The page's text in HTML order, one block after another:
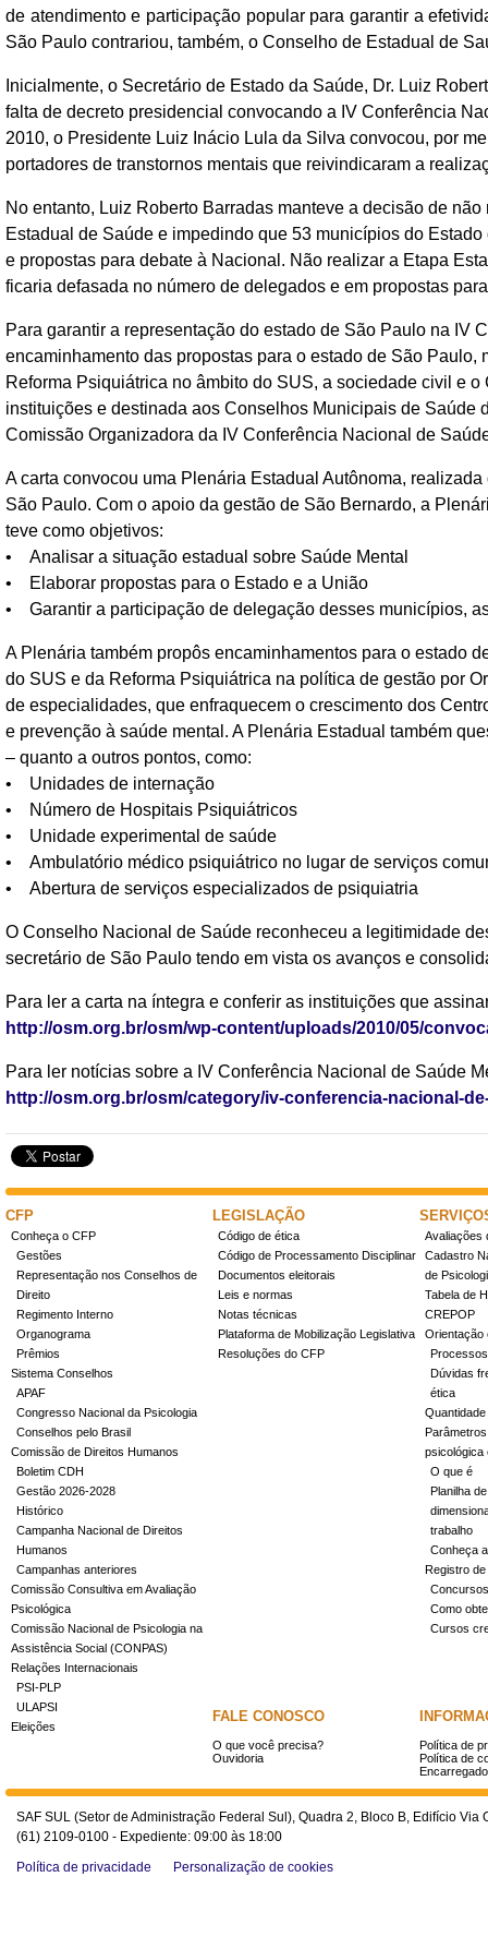
de atendimento e participação popular para garantir a
São Paulo contrariou, também, o Conselho de Estadual de
Inicialmente, o Secretário de Estado da Saúde, Dr. Luiz
falta de decreto presidencial convocando a IV Conferência
2010, o Presidente Luiz Inácio Lula da Silva convocou, por
portadores de transtornos mentais que reivindicaram a
No entanto, Luiz Roberto Barradas manteve a decisão de
Estadual de Saúde e impedindo que 53 municípios do
e propostas para debate à Nacional. Não realizar a Etapa
ficaria defasada no número de delegados e em propostas
Para garantir a representação do estado de São Paulo na IV
encaminhamento das propostas para o estado de São
Reforma Psiquiátrica no âmbito do SUS, a sociedade civil e
instituições e destinada aos Conselhos Municipais de
Comissão Organizadora da IV Conferência Nacional de
A carta convocou uma Plenária Estadual Autônoma,
São Paulo. Com o apoio da gestão de São Bernardo, a
teve como objetivos:
• Analisar a situação estadual sobre Saúde Mental
• Elaborar propostas para o Estado e a União
• Garantir a participação de delegação desses municípios,
A Plenária também propôs encaminhamentos para o estado
do SUS e da Reforma Psiquiátrica na política de gestão por
de especialidades, que enfraquecem o crescimento dos
e prevenção à saúde mental. A Plenária Estadual também
– quanto a outros pontos, como:
• Unidades de internação
• Número de Hospitais Psiquiátricos
• Unidade experimental de saúde
• Ambulatório médico psiquiátrico no lugar de serviços
• Abertura de serviços especializados de psiquiatria
O Conselho Nacional de Saúde reconheceu a legitimidade
secretário de São Paulo tendo em vista os avanços e
Para ler a carta na íntegra e conferir as instituições que
http://osm.org.br/osm/wp-content/uploads/2010/05/
Para ler notícias sobre a IV Conferência Nacional de Saúde
http://osm.org.br/osm/category/iv-conferencia-nacional-
CFP
Conheça o CFP
Gestões
Representação nos Conselhos de
Direito
Regimento Interno
Organograma
Prêmios
Sistema Conselhos
APAF
Congresso Nacional da Psicologia
Conselhos pelo Brasil
Comissão de Direitos Humanos
Boletim CDH
Gestão 2026-2028
Histórico
Campanha Nacional de Direitos
Humanos
Campanhas anteriores
Comissão Consultiva em Avaliação
Psicológica
Comissão Nacional de Psicologia na
Assistência Social (CONPAS)
Relações Internacionais
PSI-PLP
ULAPSI
Eleições
LEGISLAÇÃO
Código de ética
Código de Processamento Disciplinar
Documentos eleitorais
Leis e normas
Notas técnicas
Plataforma de Mobilização Legislativa
Resoluções do CFP
Avaliações
Cadastro
de
Tabela de
CREPOP
Orientação
Dúvidas
ética
psicológica
O que é
Planilha
trabalho
Conheça
Registro
Concursos
Como
Cursos
FALE CONOSCO
O que você precisa?
Ouvidoria
Política de
Política de
SAF SUL (Setor de Administração Federal Sul), Quadra 2, Bloco B, Edifício
(61) 2109-0100 - Expediente: 09:00 às 18:00
Política de privacidade
Personalização de cookies